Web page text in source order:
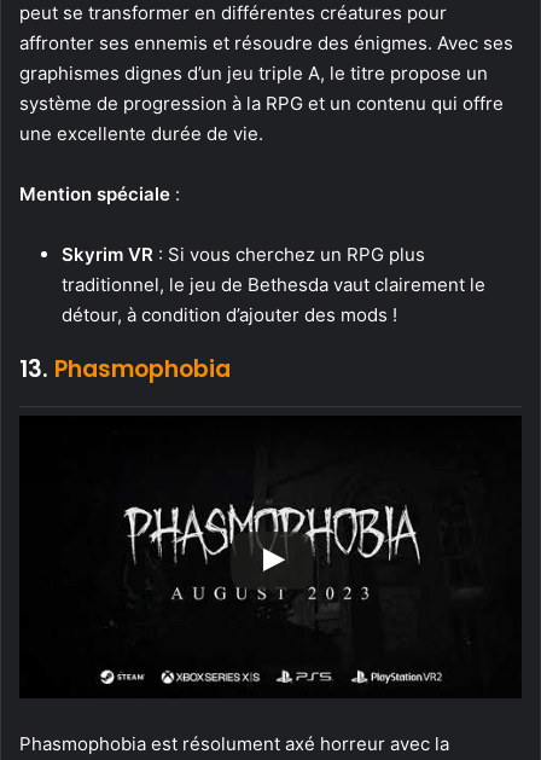
peut se transformer en différentes créatures pour
affronter ses ennemis et résoudre des énigmes. Avec ses
graphismes dignes d’un jeu triple A, le titre propose un
système de progression à la RPG et un contenu qui offre
une excellente durée de vie.
Mention spéciale :
Skyrim VR : Si vous cherchez un RPG plus
traditionnel, le jeu de Bethesda vaut clairement le
détour, à condition d’ajouter des mods !
13. Phasmophobia
Phasmophobia est résolument axé horreur avec la